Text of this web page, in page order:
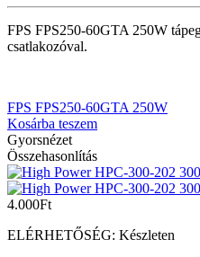
FPS FPS250-60GTA 250W
csatlakozóval.
FPS FPS250-60GTA 250W
Kosárba teszem
Gyorsnézet
Összehasonlítás
4.000Ft
ELÉRHETŐSÉG: Készleten